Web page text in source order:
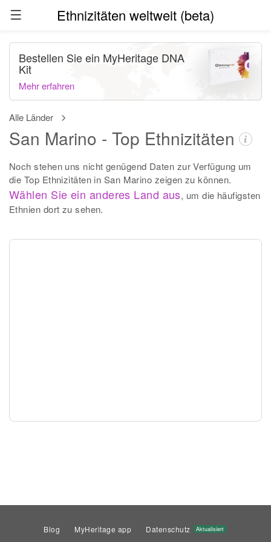
Ethnizitäten weltweit (beta)
Alle Länder
San Marino - Top Ethnizitäten
Noch stehen uns nicht genügend Daten zur Verfügung um
die Top Ethnizitäten in San Marino zeigen zu können.
Wählen Sie ein anderes Land aus, um die häufigsten
Ethnien dort zu sehen.
Bestellen Sie ein MyHeritage DNA
Kit
Mehr erfahren
Blog MyHeritage app Datenschutz Aktualisiert